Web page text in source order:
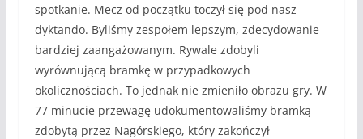
spotkanie. Mecz od początku toczył się pod nasz
dyktando. Byliśmy zespołem lepszym, zdecydowanie
bardziej zaangażowanym. Rywale zdobyli
wyrównującą bramkę w przypadkowych
okolicznościach. To jednak nie zmieniło obrazu gry. W
77 minucie przewagę udokumentowaliśmy bramką
zdobytą przez Nagórskiego, który zakończył